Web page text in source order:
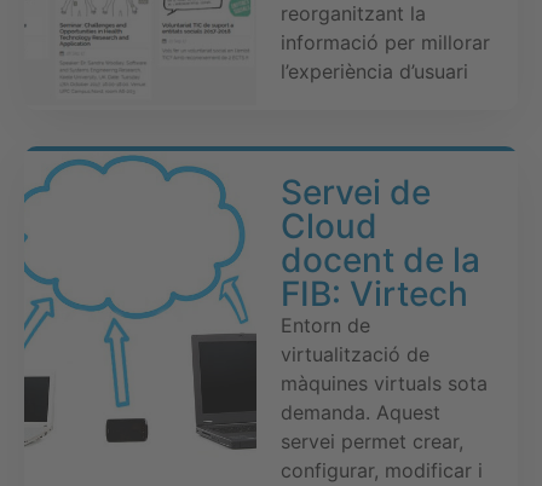
reorganitzant la
informació per millorar
l’experiència d’usuari
Servei de
Cloud
docent de la
FIB: Virtech
Entorn de
virtualització de
màquines virtuals sota
demanda. Aquest
servei permet crear,
configurar, modificar i